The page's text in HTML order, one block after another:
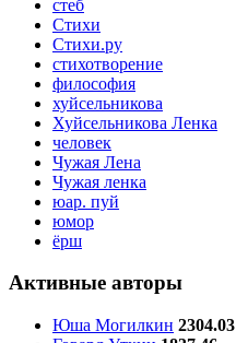
стеб
Стихи
Стихи.ру
стихотворение
философия
хуйсельникова
Хуйсельникова Ленка
человек
Чужая Лена
Чужая ленка
юар. пуй
юмор
ёрш
Активные авторы
Юша Могилкин 2304.03